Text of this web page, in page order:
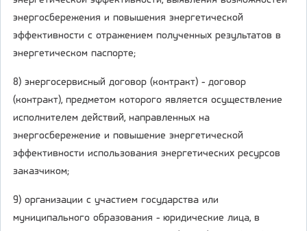
энергосбережения и повышения энергетической
эффективности с отражением полученных результатов в
энергетическом паспорте;
8) энергосервисный договор (контракт) - договор
(контракт), предметом которого является осуществление
исполнителем действий, направленных на
энергосбережение и повышение энергетической
эффективности использования энергетических ресурсов
заказчиком;
9) организации с участием государства или
муниципального образования - юридические лица, в